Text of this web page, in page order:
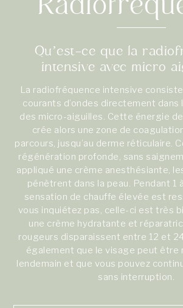
Qu’est-ce que la
intensive avec micro
La radiofréquence intensive
courants d’ondes directement dans
des micro-aiguilles. Cette énergie
crée alors une zone de
parcours, jusqu’au derme réticulaire.
régénération profonde, sans
appliqué une crème anesthésiante,
pénètrent dans la peau. Pendant 1
sensation de chauffe élevée est
vous inquiétez pas, celle-ci est très
une crème hydratante et
rougeurs disparaissent entre 12 et
également que le visage peut être
lendemain et que vous pouvez
sans interruption.